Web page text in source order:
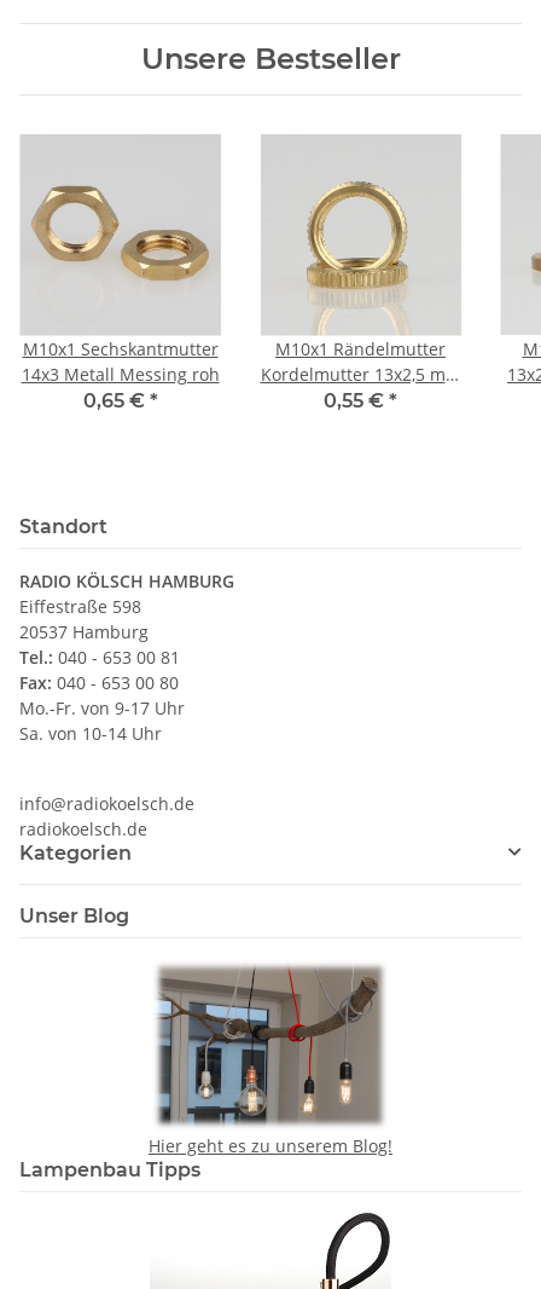
Unsere Bestseller
M10x1 Sechskantmutter
14x3 Metall Messing roh
0,65 € *
M10x1 Rändelmutter
Kordelmutter 13x2,5 mm
Messing roh
0,55 € *
Standort
RADIO KÖLSCH HAMBURG
Eiffestraße 598
20537 Hamburg
Tel.: 040 - 653 00 81
Fax: 040 - 653 00 80
Mo.-Fr. von 9-17 Uhr
Sa. von 10-14 Uhr
info@radiokoelsch.de
radiokoelsch.de
Kategorien
Unser Blog
Hier geht es zu unserem Blog!
Lampenbau Tipps